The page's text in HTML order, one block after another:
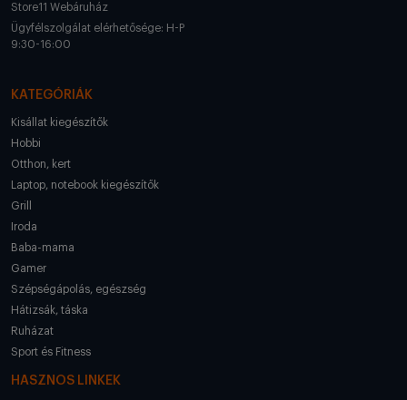
Store11 Webáruház
Ügyfélszolgálat elérhetősége: H-P
9:30-16:00
KATEGÓRIÁK
Kisállat kiegészítők
Hobbi
Otthon, kert
Laptop, notebook kiegészítők
Grill
Iroda
Baba-mama
Gamer
Szépségápolás, egészség
Hátizsák, táska
Ruházat
Sport és Fitness
HASZNOS LINKEK